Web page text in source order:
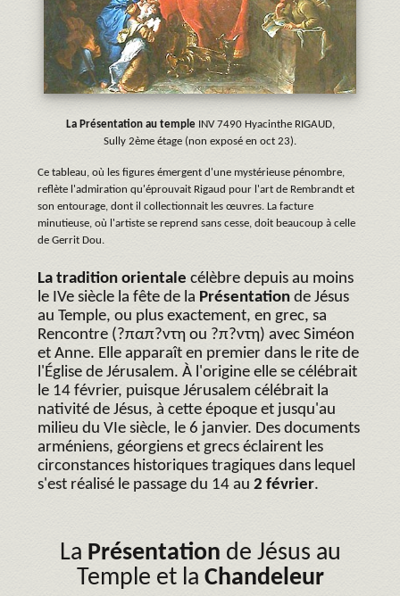
La Présentation au temple INV 7490 Hyacinthe RIGAUD,
Sully 2ème étage (non exposé en oct 23).
Ce tableau, où les figures émergent d'une mystérieuse pénombre,
reflète l'admiration qu'éprouvait Rigaud pour l'art de Rembrandt et
son entourage, dont il collectionnait les œuvres. La facture
minutieuse, où l'artiste se reprend sans cesse, doit beaucoup à celle
de Gerrit Dou.
La tradition orientale célèbre depuis au moins
le IVe siècle la fête de la Présentation de Jésus
au Temple, ou plus exactement, en grec, sa
Rencontre (?παπ?ντη ou ?π?ντη) avec Siméon
et Anne. Elle apparaît en premier dans le rite de
l'Église de Jérusalem. À l'origine elle se célébrait
le 14 février, puisque Jérusalem célébrait la
nativité de Jésus, à cette époque et jusqu'au
milieu du VIe siècle, le 6 janvier. Des documents
arméniens, géorgiens et grecs éclairent les
circonstances historiques tragiques dans lequel
s'est réalisé le passage du 14 au 2 février.
La Présentation de Jésus au
Temple et la Chandeleur